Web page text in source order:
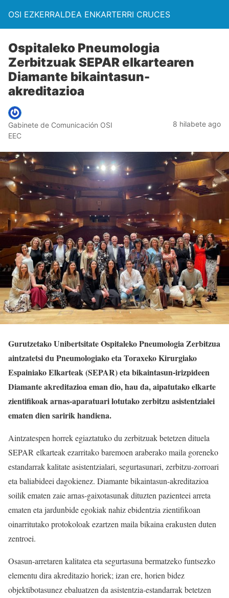
OSI EZKERRALDEA ENKARTERRI CRUCES
Ospitaleko Pneumologia
Zerbitzuak SEPAR elkartearen
Diamante bikaintasun-
akreditazioa
Gabinete de Comunicación OSI
EEC
8 hilabete ago
Gurutzetako Unibertsitate Ospitaleko Pneumologia Zerbitzua
aintzatetsi du Pneumologiako eta Toraxeko Kirurgiako
Espainiako Elkarteak (SEPAR) eta bikaintasun-irizpideen
Diamante akreditazioa eman dio, hau da, aipatutako elkarte
zientifikoak arnas-aparatuari lotutako zerbitzu asistentzialei
ematen dien saririk handiena.
Aintzatespen horrek egiaztatuko du zerbitzuak betetzen dituela
SEPAR elkarteak ezarritako baremoen araberako maila goreneko
estandarrak kalitate asistentzialari, segurtasunari, zerbitzu-zorroari
eta baliabideei dagokienez. Diamante bikaintasun-akreditazioa
soilik ematen zaie arnas-gaixotasunak dituzten pazienteei arreta
ematen eta jardunbide egokiak nahiz ebidentzia zientifikoan
oinarritutako protokoloak ezartzen maila bikaina erakusten duten
zentroei.
Osasun-arretaren kalitatea eta segurtasuna bermatzeko funtsezko
elementu dira akreditazio horiek; izan ere, horien bidez
objektibotasunez ebaluatzen da asistentzia-estandarrak betetzen